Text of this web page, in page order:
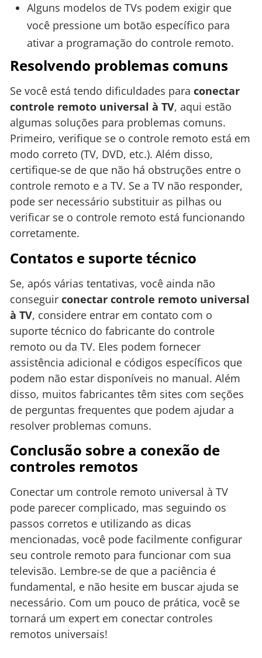
Alguns modelos de TVs podem exigir que
você pressione um botão específico para
ativar a programação do controle remoto.
Resolvendo problemas comuns
Se você está tendo dificuldades para conectar
controle remoto universal à TV, aqui estão
algumas soluções para problemas comuns.
Primeiro, verifique se o controle remoto está em
modo correto (TV, DVD, etc.). Além disso,
certifique-se de que não há obstruções entre o
controle remoto e a TV. Se a TV não responder,
pode ser necessário substituir as pilhas ou
verificar se o controle remoto está funcionando
corretamente.
Contatos e suporte técnico
Se, após várias tentativas, você ainda não
conseguir conectar controle remoto universal
à TV, considere entrar em contato com o
suporte técnico do fabricante do controle
remoto ou da TV. Eles podem fornecer
assistência adicional e códigos específicos que
podem não estar disponíveis no manual. Além
disso, muitos fabricantes têm sites com seções
de perguntas frequentes que podem ajudar a
resolver problemas comuns.
Conclusão sobre a conexão de
controles remotos
Conectar um controle remoto universal à TV
pode parecer complicado, mas seguindo os
passos corretos e utilizando as dicas
mencionadas, você pode facilmente configurar
seu controle remoto para funcionar com sua
televisão. Lembre-se de que a paciência é
fundamental, e não hesite em buscar ajuda se
necessário. Com um pouco de prática, você se
tornará um expert em conectar controles
remotos universais!